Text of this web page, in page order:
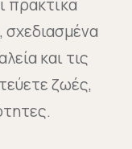
πρακτικά
και τις
ζωές,